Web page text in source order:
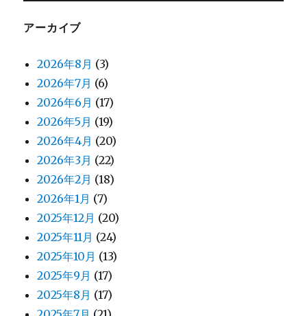
アーカイブ
2026年8月 (3)
2026年7月 (6)
2026年6月 (17)
2026年5月 (19)
2026年4月 (20)
2026年3月 (22)
2026年2月 (18)
2026年1月 (7)
2025年12月 (20)
2025年11月 (24)
2025年10月 (13)
2025年9月 (17)
2025年8月 (17)